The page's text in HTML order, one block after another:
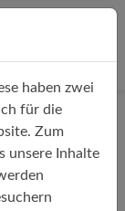
haben zwei
für die
Zum
unsere Inhalte